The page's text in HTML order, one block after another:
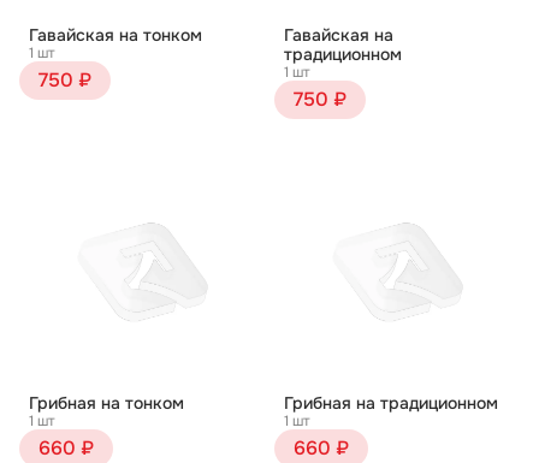
Гавайская на тонком
1 шт
750 ₽
Гавайская на
традиционном
1 шт
750 ₽
Грибная на тонком
1 шт
660 ₽
Грибная на традиционном
1 шт
660 ₽